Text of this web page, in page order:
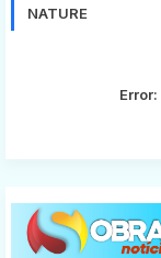
NATURE
Error: